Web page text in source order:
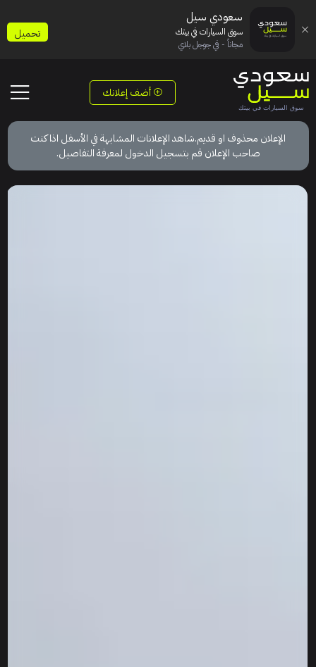
أضف إعلانك
الإعلان محذوف او قديم.شاهد الإعلانات المشابهة في الأسفل اذا كنت
صاحب الإعلان قم بتسجيل الدخول لمعرفة التفاصيل.
سعودي سيل
سوق السيارات في بيتك
مجاناً - في جوجل بلاي
تحميل